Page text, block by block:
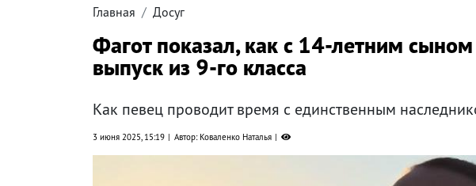
Главная Досуг
Фагот показал, как с 14-летним
выпуск из 9-го класса
Как певец проводит время с единственным
3 июня 2025, 15:19 Автор: Коваленко Наталья